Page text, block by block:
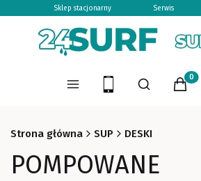
Sklep stacjonarny Serwis
Menu Otwórz
Szukaj
Strona główna SUP DESKI
POMPOWANE